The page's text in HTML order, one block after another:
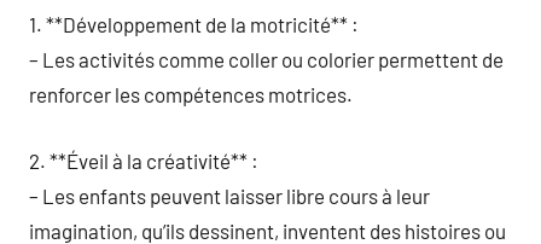
1. **Développement de la motricité** :
– Les activités comme coller ou colorier permettent de
renforcer les compétences motrices.
2. **Éveil à la créativité** :
– Les enfants peuvent laisser libre cours à leur
imagination, qu’ils dessinent, inventent des histoires ou